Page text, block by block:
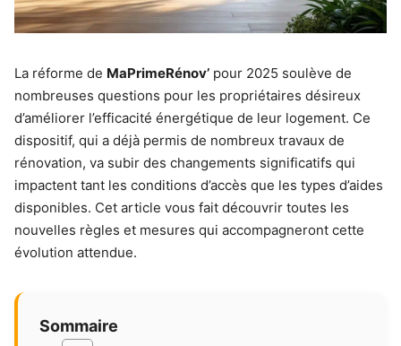
La réforme de MaPrimeRénov’ pour 2025 soulève de
nombreuses questions pour les propriétaires désireux
d’améliorer l’efficacité énergétique de leur logement. Ce
dispositif, qui a déjà permis de nombreux travaux de
rénovation, va subir des changements significatifs qui
impactent tant les conditions d’accès que les types d’aides
disponibles. Cet article vous fait découvrir toutes les
nouvelles règles et mesures qui accompagneront cette
évolution attendue.
Sommaire